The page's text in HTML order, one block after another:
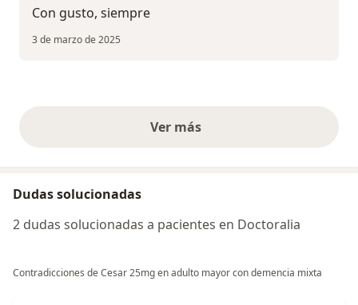
Con gusto, siempre
3 de marzo de 2025
Ver másopiniones anteriores
Dudas solucionadas
2 dudas solucionadas a pacientes en Doctoralia
Contradicciones de Cesar 25mg en adulto mayor con demencia mixta